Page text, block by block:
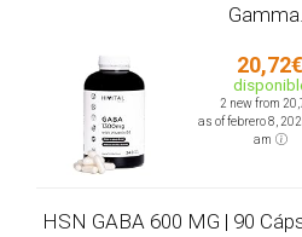
Gamma...
20,72€
2 new from
as of febrero 8,
am
HSN GABA 600 MG | 90